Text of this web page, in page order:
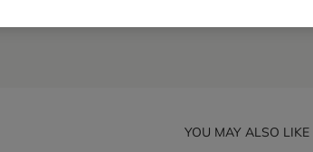
YOU MAY ALSO LIKE